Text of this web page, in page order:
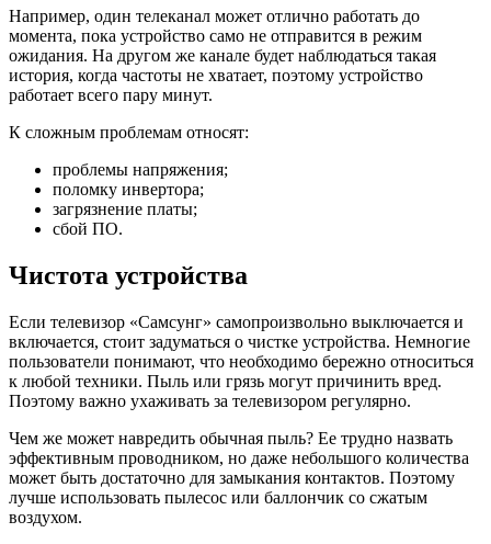
Например, один телеканал может отлично работать до
момента, пока устройство само не отправится в режим
ожидания. На другом же канале будет наблюдаться такая
история, когда частоты не хватает, поэтому устройство
работает всего пару минут.
К сложным проблемам относят:
проблемы напряжения;
поломку инвертора;
загрязнение платы;
сбой ПО.
Чистота устройства
Если телевизор «Самсунг» самопроизвольно выключается и
включается, стоит задуматься о чистке устройства. Немногие
пользователи понимают, что необходимо бережно относиться
к любой техники. Пыль или грязь могут причинить вред.
Поэтому важно ухаживать за телевизором регулярно.
Чем же может навредить обычная пыль? Ее трудно назвать
эффективным проводником, но даже небольшого количества
может быть достаточно для замыкания контактов. Поэтому
лучше использовать пылесос или баллончик со сжатым
воздухом.